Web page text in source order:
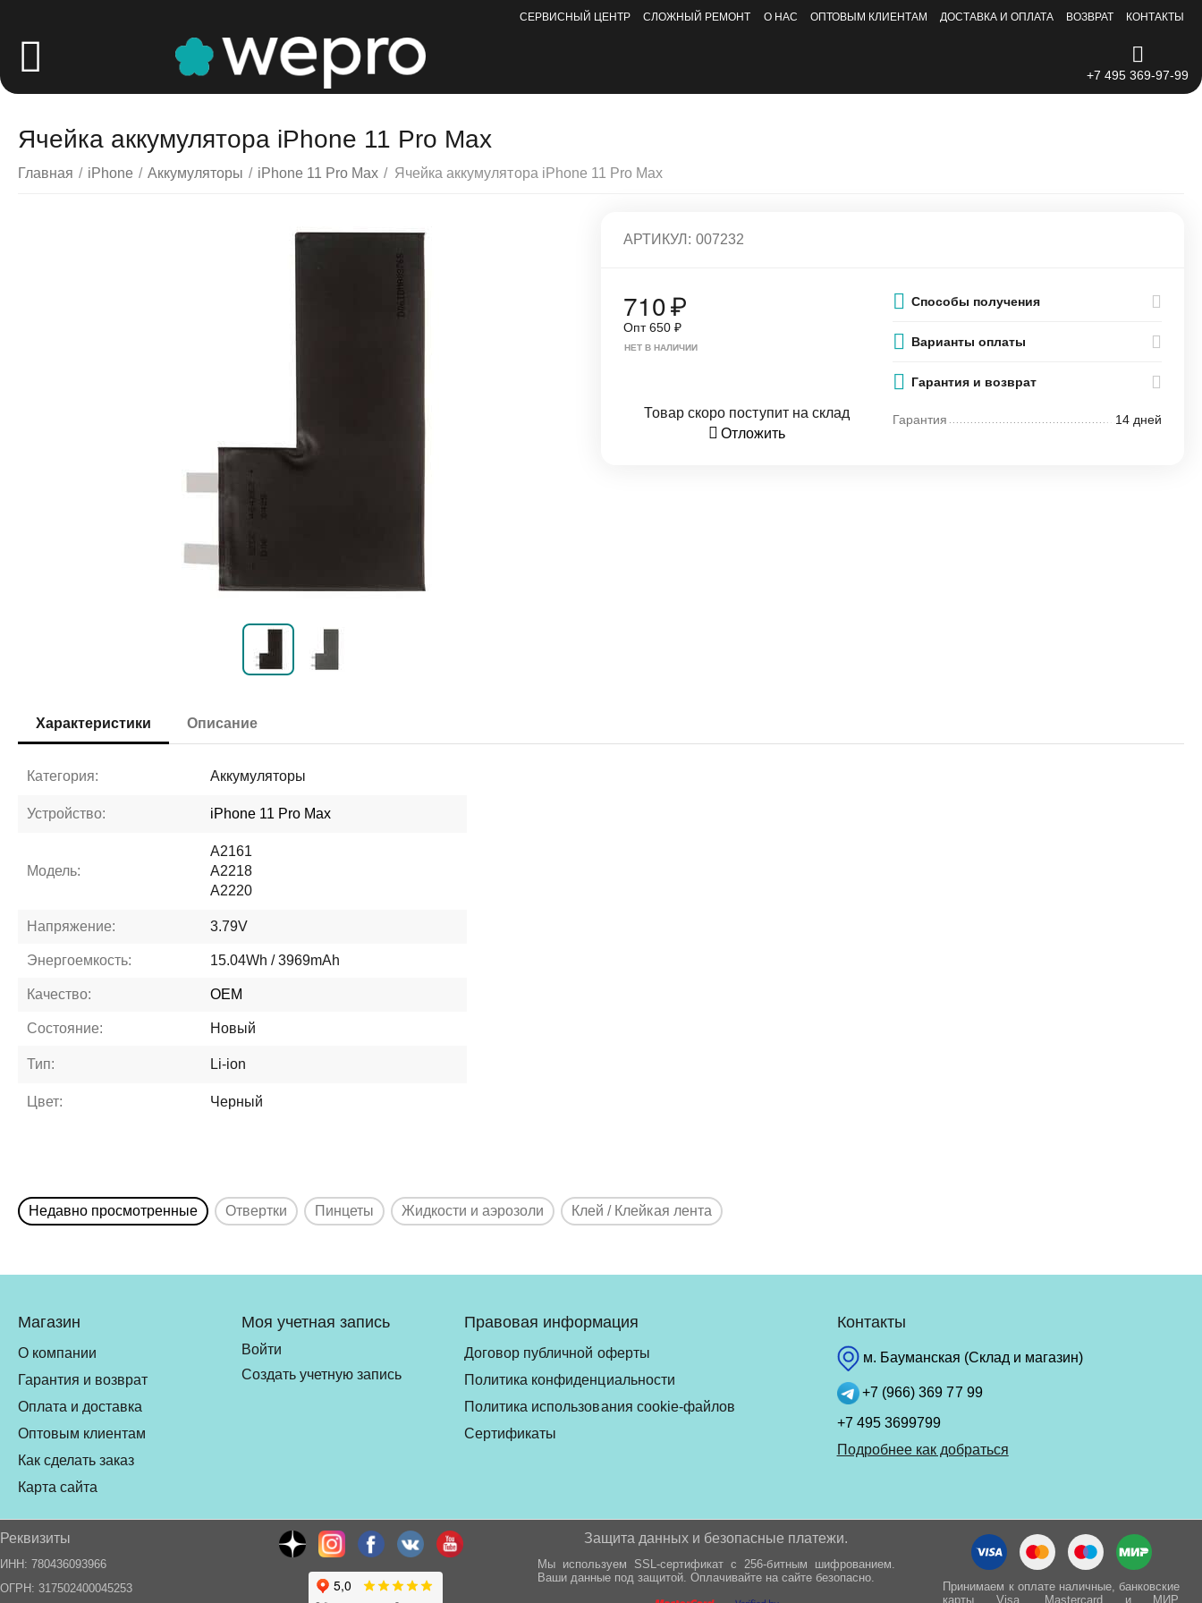
СЕРВИСНЫЙ ЦЕНТР СЛОЖНЫЙ РЕМОНТ О НАС ОПТОВЫМ КЛИЕНТАМ ДОСТАВКА И ОПЛАТА ВОЗВРАТ КОНТАКТЫ
+7 495 369-97-99
Ячейка аккумулятора iPhone 11 Pro Max
Главная / iPhone / Аккумуляторы / iPhone 11 Pro Max / Ячейка аккумулятора iPhone 11 Pro Max
АРТИКУЛ: 007232
710₽
Опт650 ₽
НЕТ В НАЛИЧИИ
Товар скоро поступит на склад
Отложить
Способы получения
Варианты оплаты
Гарантия и возврат
Гарантия 14 дней
Характеристики Описание
Категория: Аккумуляторы
Устройство: iPhone 11 Pro Max
Модель:
A2161
A2218
A2220
Напряжение: 3.79V
Энергоемкость: 15.04Wh / 3969mAh
Качество: OEM
Состояние: Новый
Тип: Li-ion
Цвет: Черный
Недавно просмотренные Отвертки Пинцеты Жидкости и аэрозоли Клей / Клейкая лента
Магазин
О компании
Гарантия и возврат
Оплата и доставка
Оптовым клиентам
Как сделать заказ
Карта сайта
Моя учетная запись
Войти
Создать учетную запись
Правовая информация
Договор публичной оферты
Политика конфиденциальности
Политика использования cookie-файлов
Сертификаты
Контакты
м. Бауманская (Склад и магазин)
+7 (966) 369 77 99
+7 495 3699799
Подробнее как добраться
Реквизиты
ИНН: 780436093966
ОГРН: 317502400045253
Защита данных и безопасные платежи.
Мы используем SSL-сертификат с 256-битным шифрованием.
Ваши данные под защитой. Оплачивайте на сайте безопасно.
Принимаем к оплате наличные, банковские
карты Visa, Mastercard и МИР.